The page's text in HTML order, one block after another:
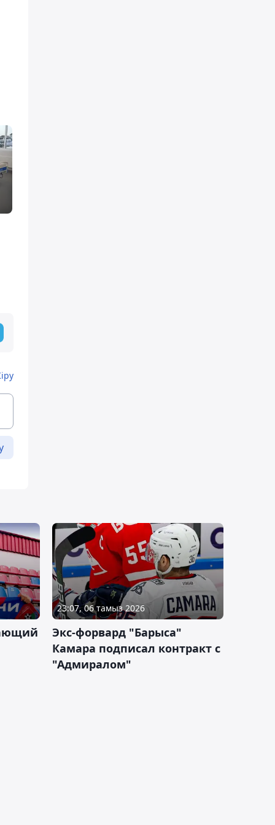
23:07, 06 тамыз 2026
Экс-форвард "Барыса"
Камара подписал контракт с
"Адмиралом"